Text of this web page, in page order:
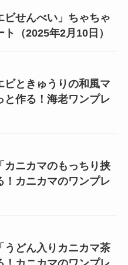
ビせんべい」ちゃちゃ
（2025年2月10日）
ビときゅうりの和風マ
と作る！海老ワンプレ
カニカマのもっちり挟
！カニカマのワンプレ
うどん入りカニカマ茶